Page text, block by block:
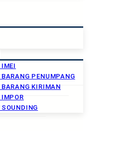
PENUMPANG
KIRIMAN